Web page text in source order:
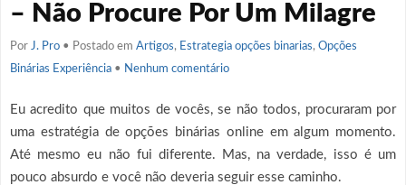
– Não Procure Por Um Milagre
Por J. Pro • Postado em Artigos, Estrategia opções binarias, Opções
Binárias Experiência • Nenhum comentário
Eu acredito que muitos de vocês, se não todos, procuraram por
uma estratégia de opções binárias online em algum momento.
Até mesmo eu não fui diferente. Mas, na verdade, isso é um
pouco absurdo e você não deveria seguir esse caminho.